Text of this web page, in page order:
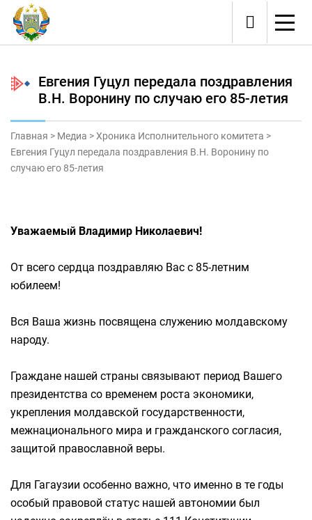
Евгения Гуцул передала поздравления
В.Н. Воронину по случаю его 85-летия
Главная > Медиа >Хроника Исполнительного комитета >
Евгения Гуцул передала поздравления В.Н. Воронину по
случаю его 85-летия
Уважаемый Владимир Николаевич!
От всего сердца поздравляю Вас с 85-летним
юбилеем!
Вся Ваша жизнь посвящена служению молдавскому
народу.
Граждане нашей страны связывают период Вашего
президентства со временем роста экономики,
укрепления молдавской государственности,
межнационального мира и гражданского согласия,
защитой православной веры.
Для Гагаузии особенно важно, что именно в те годы
особый правовой статус нашей автономии был